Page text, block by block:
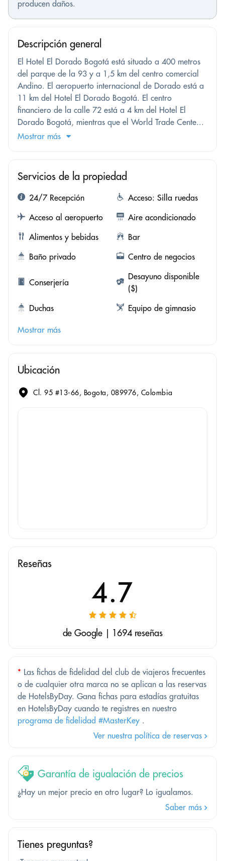
producen daños.
Descripción general
El Hotel El Dorado Bogotá está situado a 400 metros
del parque de la 93 y a 1,5 km del centro comercial
Andino. El aeropuerto internacional de Dorado está a
11 km del Hotel El Dorado Bogotá. El centro
financiero de la calle 72 está a 4 km del Hotel El
Dorado Bogotá, mientras que el World Trade Cente...
Mostrar más
Servicios de la propiedad
24/7 Recepción
Acceso: Silla ruedas
Acceso al aeropuerto
Aire acondicionado
Alimentos y bebidas
Bar
Baño privado
Centro de negocios
Conserjería
Desayuno disponible
($)
Duchas
Equipo de gimnasio
Mostrar más
Ubicación
Cl. 95 #13-66, Bogota, 089976, Colombia
Reseñas
4.7
de Google | 1694 reseñas
* Las fichas de fidelidad del club de viajeros frecuentes
o de cualquier otra marca no se aplican a las reservas
de HotelsByDay. Gana fichas para estadías gratuitas
en HotelsByDay cuando te registres en nuestro
programa de fidelidad #MasterKey .
Ver nuestra política de reservas
Garantía de igualación de precios
¿Hay un mejor precio en otro lugar? Lo igualamos.
Saber más
Tienes preguntas?